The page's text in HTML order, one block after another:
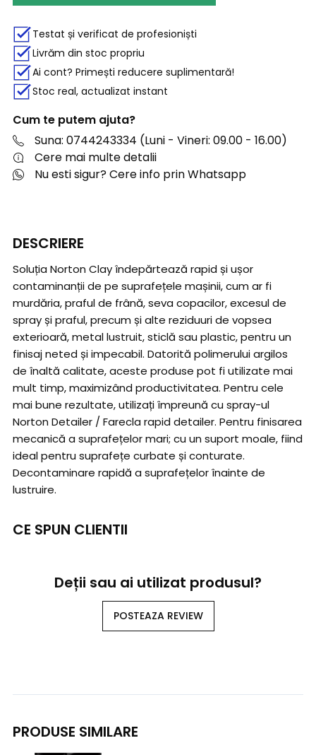
Testat și verificat de profesioniști
Livrăm din stoc propriu
Ai cont? Primești reducere suplimentară!
Stoc real, actualizat instant
Cum te putem ajuta?
Suna: 0744243334 (Luni - Vineri: 09.00 - 16.00)
Cere mai multe detalii
Nu esti sigur? Cere info prin Whatsapp
DESCRIERE
Soluția Norton Clay îndepărtează rapid și ușor
contaminanții de pe suprafețele mașinii, cum ar fi
murdăria, praful de frână, seva copacilor, excesul de
spray și praful, precum și alte reziduuri de vopsea
exterioară, metal lustruit, sticlă sau plastic, pentru un
finisaj neted și impecabil. Datorită polimerului argilos
de înaltă calitate, aceste produse pot fi utilizate mai
mult timp, maximizând productivitatea. Pentru cele
mai bune rezultate, utilizați împreună cu spray-ul
Norton Detailer / Farecla rapid detailer. Pentru finisarea
mecanică a suprafețelor mari; cu un suport moale, fiind
ideal pentru suprafețe curbate și conturate.
Decontaminare rapidă a suprafețelor înainte de
lustruire.
CE SPUN CLIENTII
Deții sau ai utilizat produsul?
POSTEAZA REVIEW
PRODUSE SIMILARE